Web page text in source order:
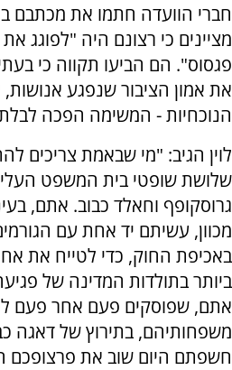
חברי הוועדה חתמו את
מציינים כי רצונם היה "לפוגג
פגסוס". הם הביעו תקווה כי
את אמון הציבור שנפגע אנושות,
הנוכחיות - המשימה הפכה
לוין הגיב: "מי שבאמת צריכים
שלושת שופטי בית המשפט
גרוסקופף וחאלד כבוב. אתם,
מכוון, עשיתם יד אחת עם
באכיפת החוק, כדי לטייח את
ביותר בתולדות המדינה של
אתם, שפוסקים פעם אחר פעם
משפחותיהם, בתירוץ של דאגה
חשפתם היום שוב את פרצופכם